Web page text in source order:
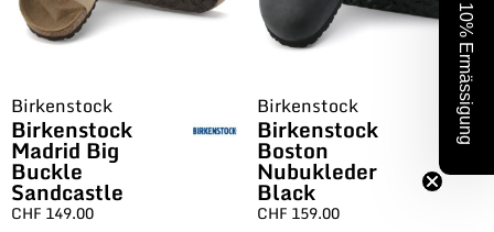
Birkenstock
Birkenstock
Madrid Big
Buckle
Sandcastle
CHF 149.00
Birkenstock
Birkenstock
Boston
Nubukleder
Black
CHF 159.00
10% Ermässigung